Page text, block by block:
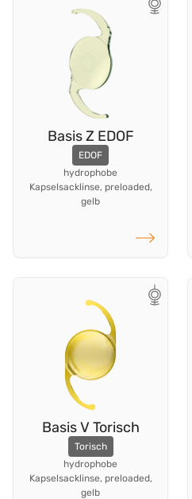
Basis Z EDOF
EDOF
hydrophobe
Kapselsacklinse, preloaded,
gelb
weiterlesen
Basis V Torisch
Torisch
hydrophobe
Kapselsacklinse, preloaded,
gelb